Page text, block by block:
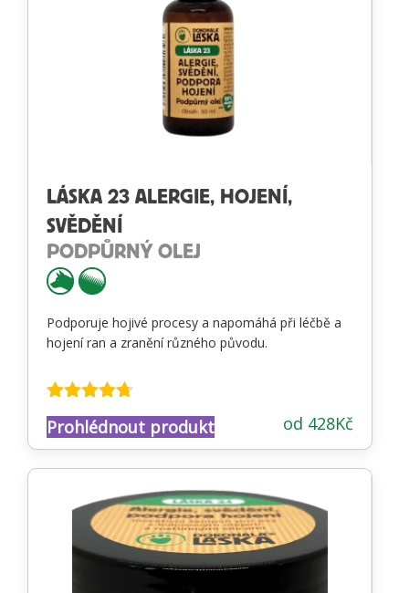
LÁSKA 23 ALERGIE, HOJENÍ,
SVĚDĚNÍ
PODPŮRNÝ OLEJ
Podporuje hojivé procesy a napomáhá při léčbě a
hojení ran a zranění různého původu.
Hodnocení
4.63z 5 od 428Kč
Prohlédnout produkt